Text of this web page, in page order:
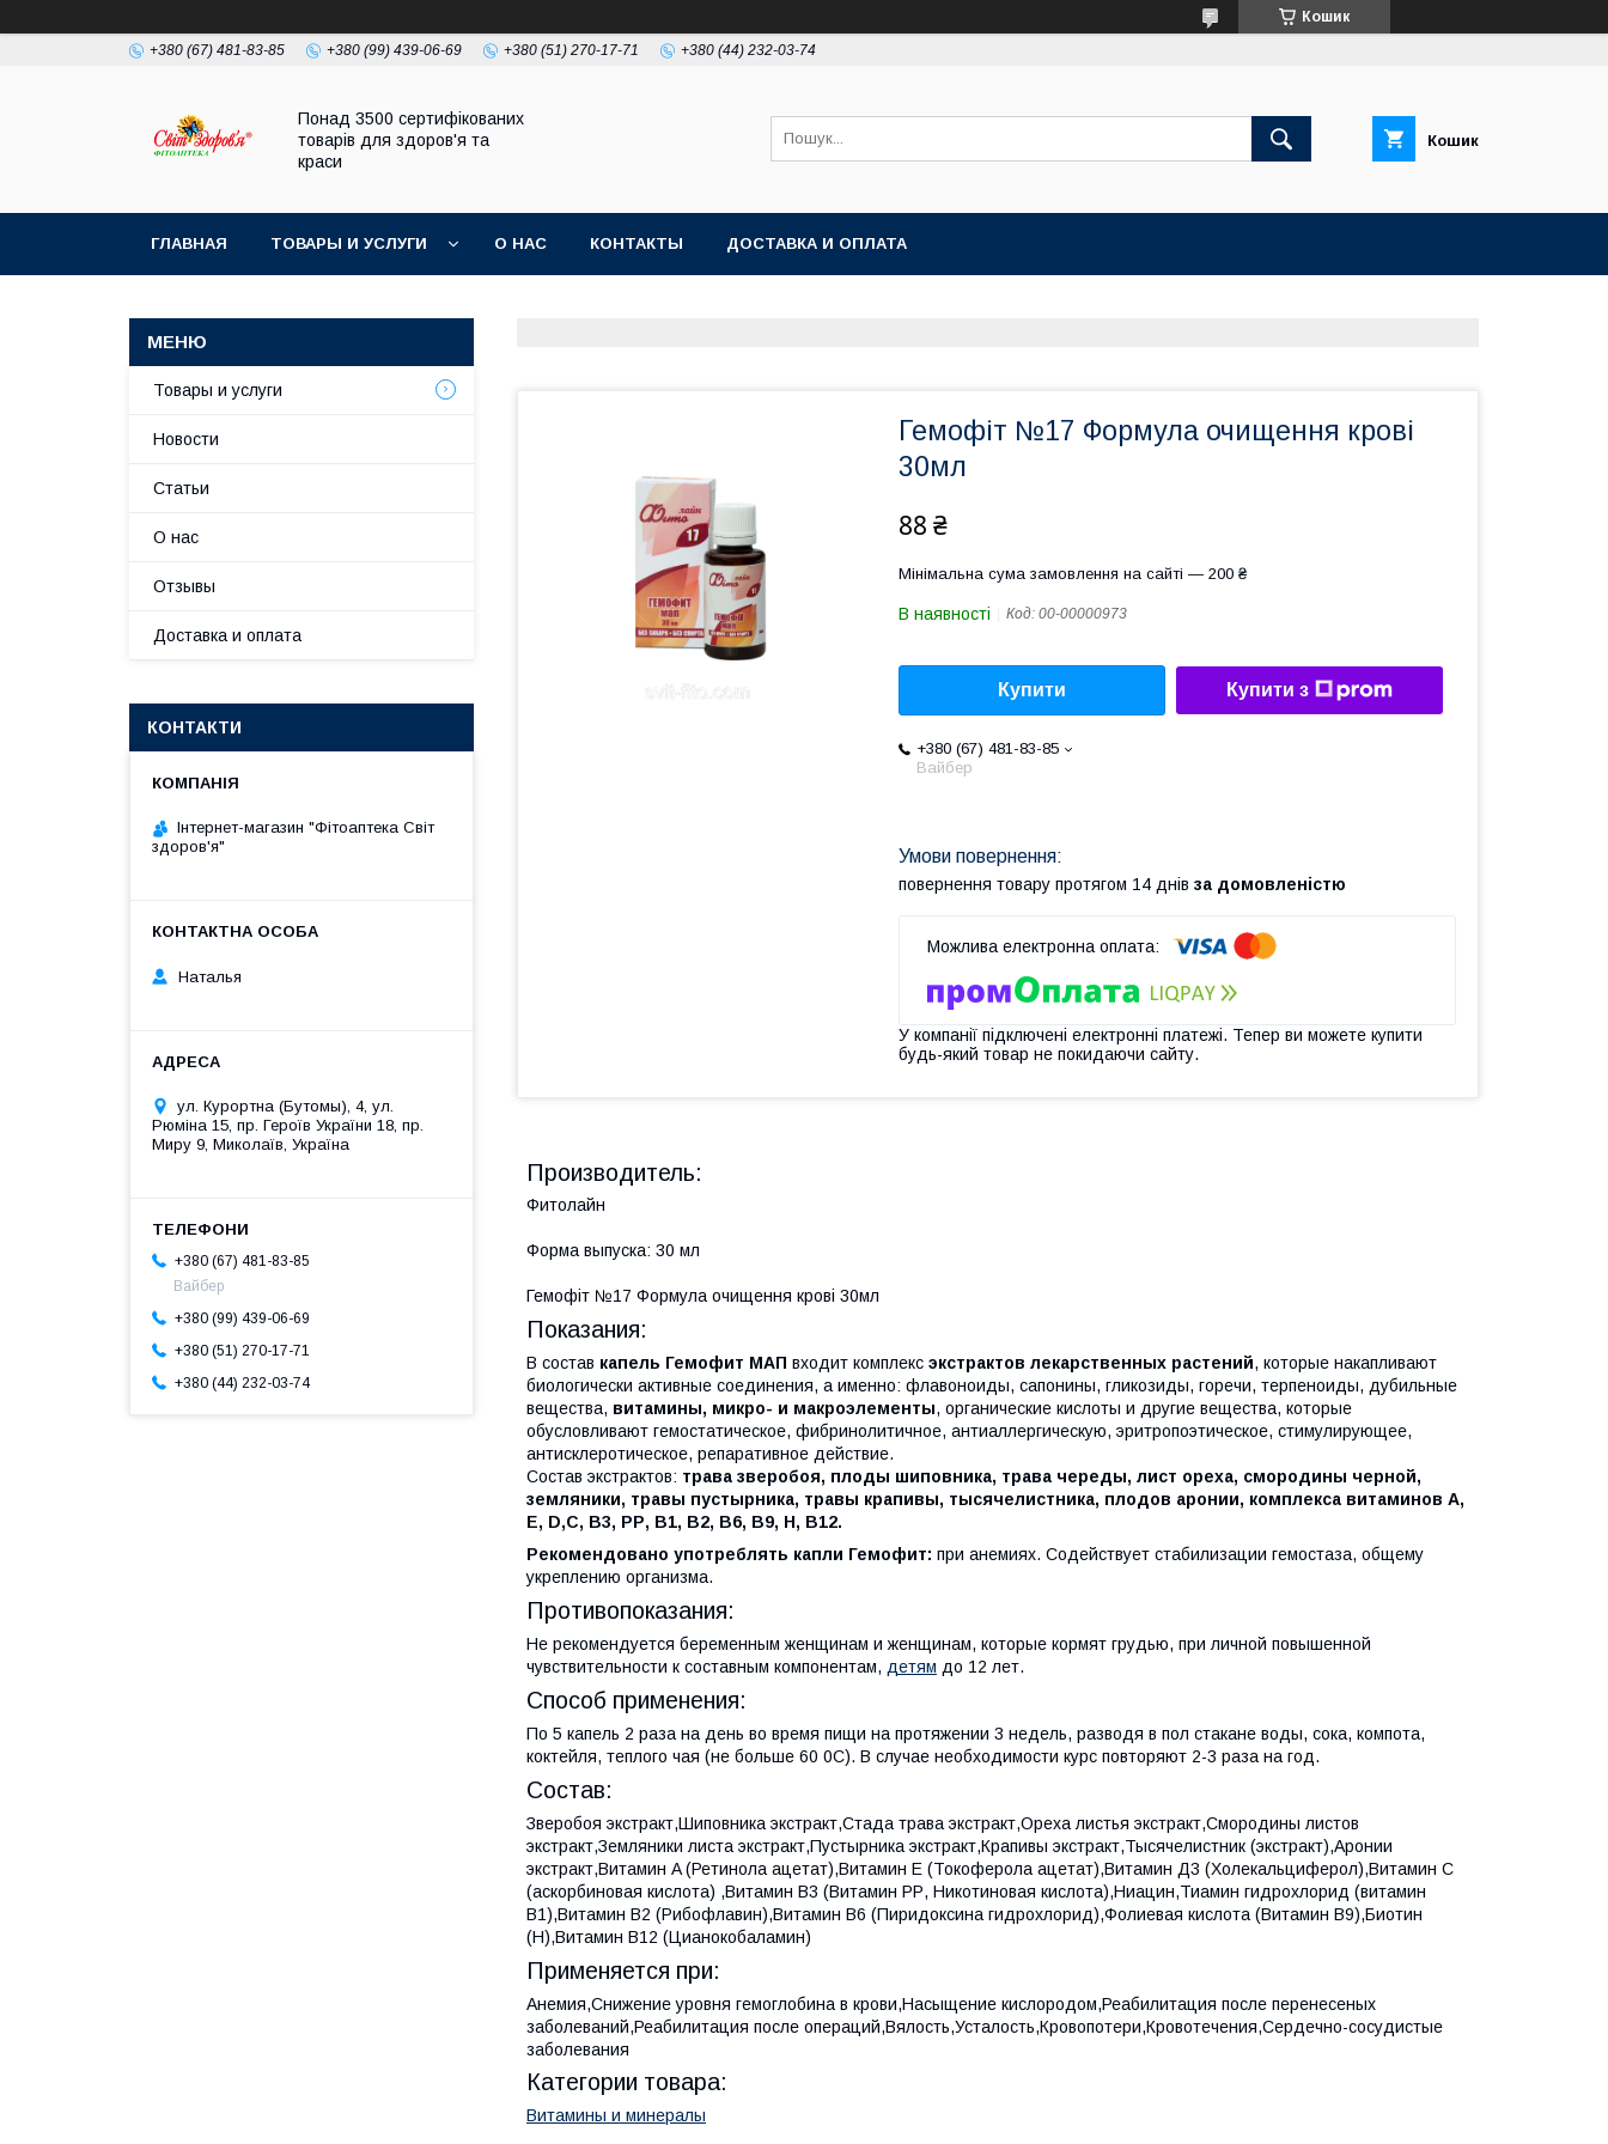
Кошик
+380 (67) 481-83-85 +380 (99) 439-06-69 +380 (51) 270-17-71 +380 (44) 232-03-74
Понад 3500 сертифікованих
товарів для здоров'я та
краси
Кошик
ГЛАВНАЯ ТОВАРЫ И УСЛУГИ О НАС КОНТАКТЫ ДОСТАВКА И ОПЛАТА
Гемофіт №17 Формула очищення крові
30мл
88 ₴
Мінімальна сума замовлення на сайті — 200 ₴
В наявності Код: 00-00000973
Купити Купити з
+380 (67) 481-83-85
Вайбер
повернення товару протягом 14 днів за домовленістю
У компанії підключені електронні платежі. Тепер ви можете купити
будь-який товар не покидаючи сайту.
Производитель:
Фитолайн
Форма выпуска: 30 мл
Гемофіт №17 Формула очищення крові 30мл
Показания:
В состав капель Гемофит МАП входит комплекс экстрактов лекарственных растений, которые накапливают
биологически активные соединения, а именно: флавоноиды, сапонины, гликозиды, горечи, терпеноиды, дубильные
вещества, витамины, микро- и макроэлементы, органические кислоты и другие вещества, которые
обусловливают гемостатическое, фибринолитичное, антиаллергическую, эритропоэтическое, стимулирующее,
антисклеротическое, репаративное действие.
Состав экстрактов: трава зверобоя, плоды шиповника, трава череды, лист ореха, смородины черной,
земляники, травы пустырника, травы крапивы, тысячелистника, плодов аронии, комплекса витаминов А,
Е, D,С, В3, РР, В1, В2, В6, В9, Н, В12.
Рекомендовано употреблять капли Гемофит: при анемиях. Содействует стабилизации гемостаза, общему
укреплению организма.
Противопоказания:
Не рекомендуется беременным женщинам и женщинам, которые кормят грудью, при личной повышенной
чувствительности к составным компонентам, детям до 12 лет.
Способ применения:
По 5 капель 2 раза на день во время пищи на протяжении 3 недель, разводя в пол стакане воды, сока, компота,
коктейля, теплого чая (не больше 60 0С). В случае необходимости курс повторяют 2-3 раза на год.
Состав:
Зверобоя экстракт,Шиповника экстракт,Стада трава экстракт,Ореха листья экстракт,Смородины листов
экстракт,Земляники листа экстракт,Пустырника экстракт,Крапивы экстракт,Тысячелистник (экстракт),Аронии
экстракт,Витамин A (Ретинола ацетат),Витамин Е (Токоферола ацетат),Витамин Д3 (Холекальциферол),Витамин С
(аскорбиновая кислота) ,Витамин В3 (Витамин РР, Никотиновая кислота),Ниацин,Тиамин гидрохлорид (витамин
В1),Витамин В2 (Рибофлавин),Витамин В6 (Пиридоксина гидрохлорид),Фолиевая кислота (Витамин В9),Биотин
(Н),Витамин B12 (Цианокобаламин)
Применяется при:
Анемия,Снижение уровня гемоглобина в крови,Насыщение кислородом,Реабилитация после перенесеных
заболеваний,Реабилитация после операций,Вялость,Усталость,Кровопотери,Кровотечения,Сердечно-сосудистые
заболевания
Категории товара:
Витамины и минералы
Товары и услуги
Новости
Статьи
О нас
Отзывы
Доставка и оплата
КОНТАКТИ
Інтернет-магазин "Фітоаптека Світ
здоров'я"
Наталья
ул. Курортна (Бутомы), 4, ул.
Рюміна 15, пр. Героїв України 18, пр.
Миру 9, Миколаїв, Україна
+380 (67) 481-83-85
Вайбер
+380 (99) 439-06-69
+380 (51) 270-17-71
+380 (44) 232-03-74